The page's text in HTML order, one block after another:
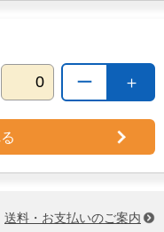
＋
ー
送料・お支払いのご案内